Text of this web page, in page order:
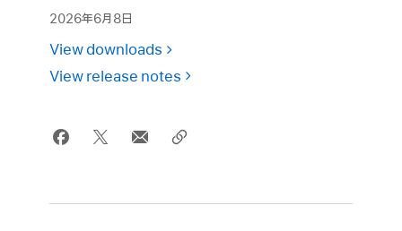
2026年6月8日
View downloads
View release notes